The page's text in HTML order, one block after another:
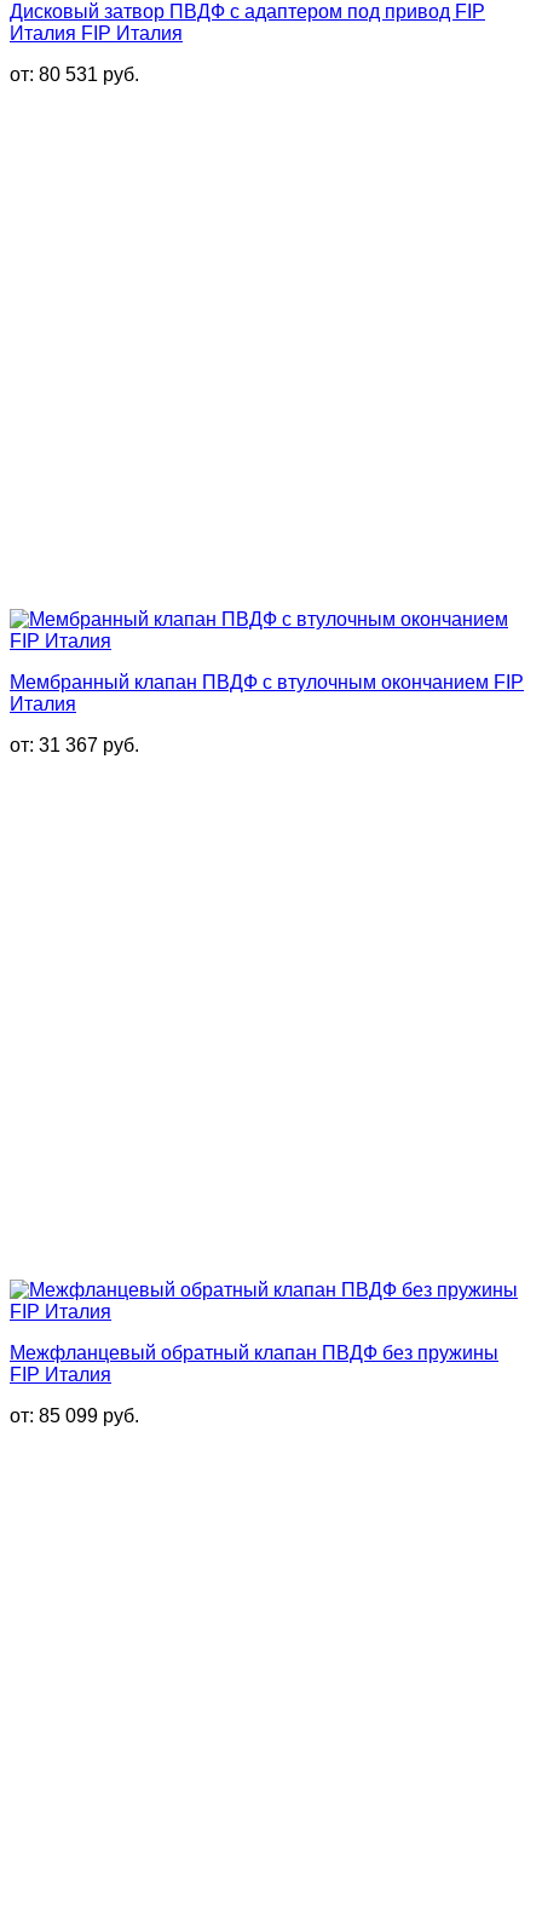
Дисковый затвор ПВДФ с адаптером под привод FIP
Италия FIP Италия
от: 80 531 руб.
Мембранный клапан ПВДФ с втулочным окончанием FIP
Италия
от: 31 367 руб.
Межфланцевый обратный клапан ПВДФ без пружины
FIP Италия
от: 85 099 руб.